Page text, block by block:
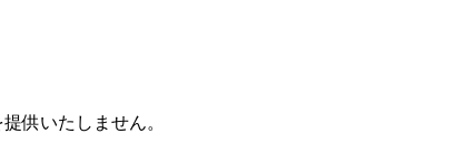
供いたしません。